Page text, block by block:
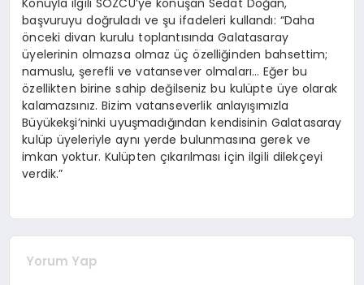
Konuyla ilgili SÖZCÜ’ye konuşan Sedat Doğan,
başvuruyu doğruladı ve şu ifadeleri kullandı: “Daha
önceki divan kurulu toplantısında Galatasaray
üyelerinin olmazsa olmaz üç özelliğinden bahsettim;
namuslu, şerefli ve vatansever olmaları… Eğer bu
özellikten birine sahip değilseniz bu kulüpte üye olarak
kalamazsınız. Bizim vatanseverlik anlayışımızla
Büyükekşi’ninki uyuşmadığından kendisinin Galatasaray
kulüp üyeleriyle aynı yerde bulunmasına gerek ve
imkan yoktur. Kulüpten çıkarılması için ilgili dilekçeyi
verdik.”
Yorum Yap